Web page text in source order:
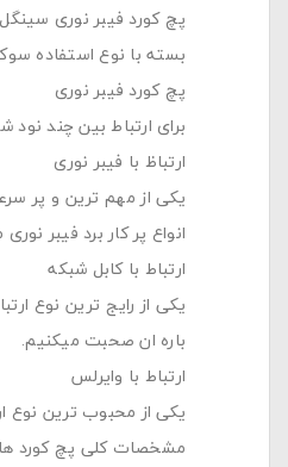
پچ کورد فیبر نوری
بسته با نوع استفاده
پچ کورد فیبر نوری
برای ارتباط بین چند نود
ارتباظ با فیبر نوری
یکی از مهم ترین و پر
انواع پر کار برد فیبر
ارتباط با کابل شبکه
یکی از رایج ترین نوع
باره ان صحبت میکنیم.
ارتباط با وایرلس
یکی از محبوب ترین نوع
مشخصات کلی پچ کورد